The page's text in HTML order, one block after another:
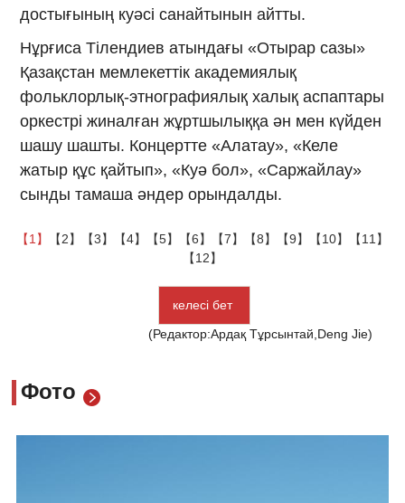
достығының куәсі санайтынын айтты.
Нұрғиса Тілендиев атындағы «Отырар сазы»
Қазақстан мемлекеттік академиялық
фольклорлық-этнографиялық халық аспаптары
оркестрі жиналған жұртшылыққа ән мен күйден
шашу шашты. Концертте «Алатау», «Келе
жатыр құс қайтып», «Куə бол», «Саржайлау»
сынды тамаша әндер орындалды.
【1】 【2】 【3】 【4】 【5】 【6】 【7】 【8】 【9】 【10】
【11】
【12】
келесі бет
(Редактор:Ардақ Тұрсынтай,Deng Jie)
Фото